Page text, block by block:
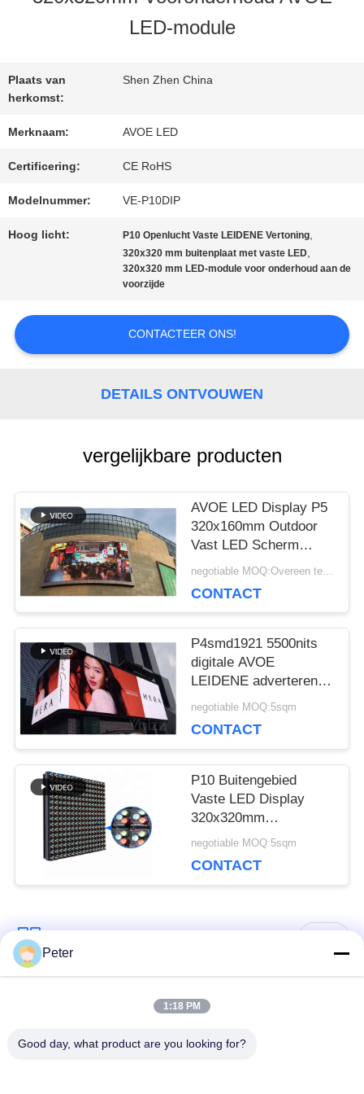
KWALITEITSCONTROLE
CONTACT
MET
ONS
GEVALLEN
VRAAG
EEN
OFFERTE
VR
SITEMAP
PRIVACYBELEID
LED-module
Plaats van
herkomst:
Shen Zhen China
Merknaam: AVOE LED
Certificering: CE RoHS
Modelnummer: VE-P10DIP
Hoog licht: P10 Openlucht Vaste LEIDENE Vertoning,
320x320 mm buitenplaat met vaste LED,
320x320 mm LED-module voor onderhoud aan de
voorzijde
CONTACTEER ONS!
DETAILS ONTVOUWEN
vergelijkbare producten
AVOE LED Display P5
320x160mm Outdoor
Vast LED Scherm
Hoge
3840Hz
negotiable MOQ:Overeen te komen
CONTACT
P4smd1921 5500nits
digitale AVOE
LEIDENE adverterende
raad 960*960mm
negotiable MOQ:5sqm
CONTACT
P10 Buitengebied
Vaste LED Display
320x320mm
Vooronderhoud AVOE
negotiable MOQ:5sqm
CONTACT
populaire categorieën
Binnen vaste LED -
Peter
1:18 PM
Good day, what product are you looking for?